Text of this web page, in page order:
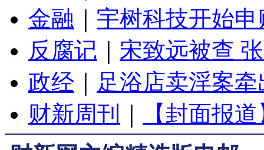
金融
宇树科技开始
反腐记
宋致远被查
政经
足浴店卖淫案
财新周刊
【封面报